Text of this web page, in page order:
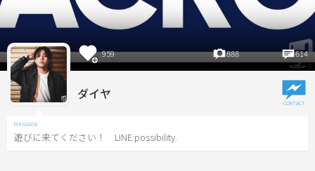
959 888 614
ダイヤ
遊びに来てください！ LINE:possibility.